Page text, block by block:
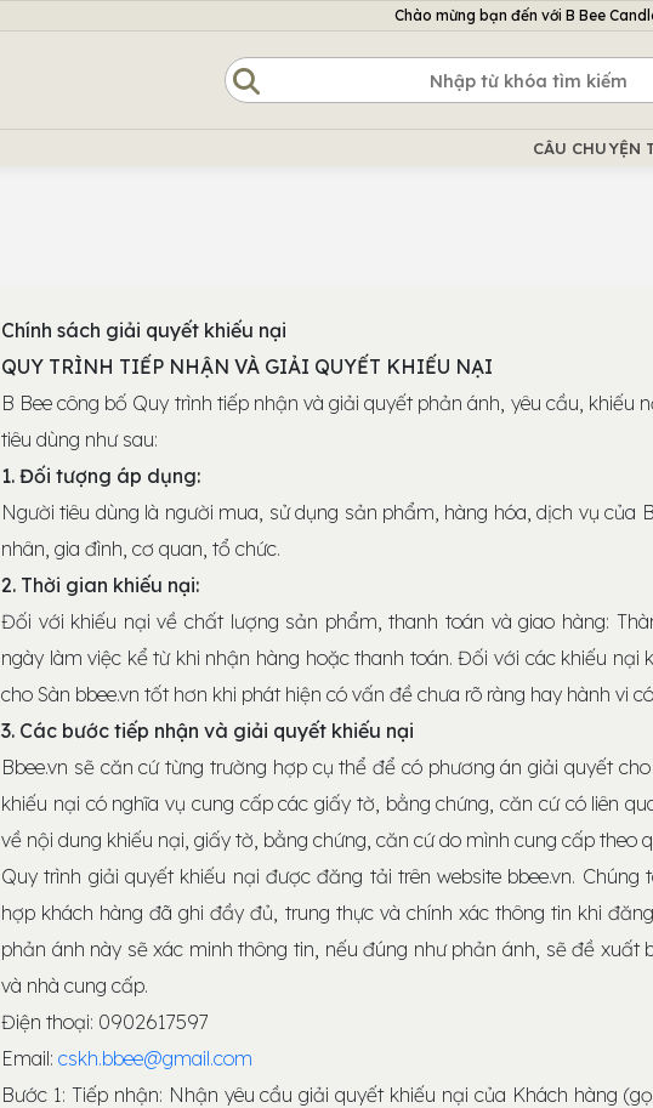
Chào mừng bạn đến với B Bee
Chào mừng bạn đến với B Bee Candle!
CÂU CHUYỆN
Chính sách giải quyết khiếu nại
QUY TRÌNH TIẾP NHẬN VÀ GIẢI QUYẾT KHIẾU NẠI
B Bee công bố Quy trình tiếp nhận và giải quyết phản ánh, yêu cầu, khiếu
tiêu dùng như sau:
1. Đối tượng áp dụng:
Người tiêu dùng là người mua, sử dụng sản phẩm, hàng hóa, dịch vụ của
nhân, gia đình, cơ quan, tổ chức.
2. Thời gian khiếu nại:
Đối với khiếu nại về chất lượng sản phẩm, thanh toán và giao hàng:
ngày làm việc kể từ khi nhận hàng hoặc thanh toán. Đối với các khiếu nại
cho Sàn bbee.vn tốt hơn khi phát hiện có vấn đề chưa rõ ràng hay hành vi
3. Các bước tiếp nhận và giải quyết khiếu nại
Bbee.vn sẽ căn cứ từng trường hợp cụ thể để có phương án giải quyết
khiếu nại có nghĩa vụ cung cấp các giấy tờ, bằng chứng, căn cứ có liên
về nội dung khiếu nại, giấy tờ, bằng chứng, căn cứ do mình cung cấp theo
Quy trình giải quyết khiếu nại được đăng tải trên website bbee.vn.
hợp khách hàng đã ghi đầy đủ, trung thực và chính xác thông tin khi
phản ánh này sẽ xác minh thông tin, nếu đúng như phản ánh, sẽ đề xuất
và nhà cung cấp.
Điện thoại: 0902617597
Email: cskh.bbee@gmail.com
Bước 1: Tiếp nhận: Nhận yêu cầu giải quyết khiếu nại của Khách hàng